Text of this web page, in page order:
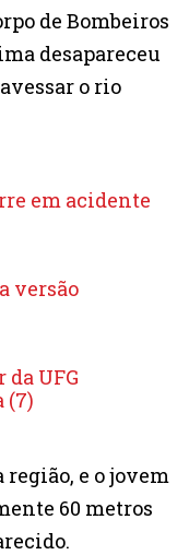
de Bombeiros
desapareceu
o rio
em acidente
versão
UFG
(7)
e o jovem
60 metros